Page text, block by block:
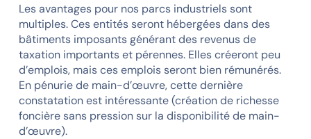
Les avantages pour nos parcs industriels sont
multiples. Ces entités seront hébergées dans des
bâtiments imposants générant des revenus de
taxation importants et pérennes. Elles créeront peu
d’emplois, mais ces emplois seront bien rémunérés.
En pénurie de main-d’œuvre, cette dernière
constatation est intéressante (création de richesse
foncière sans pression sur la disponibilité de main-
d’œuvre).